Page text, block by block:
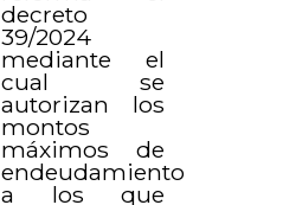
decreto
39/2024
mediante el
cual se
autorizan los
montos
máximos de
endeudamiento
a los que